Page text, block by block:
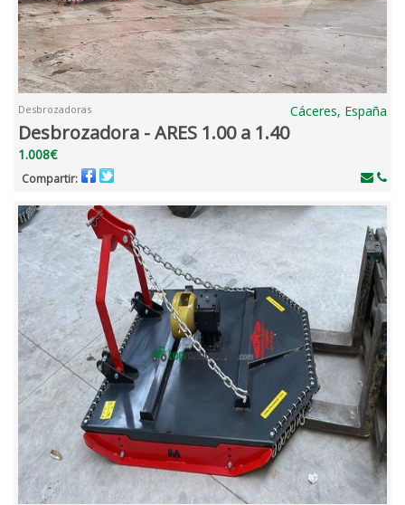
Desbrozadoras Cáceres, España
Desbrozadora - ARES 1.00 a 1.40
1.008€
Compartir: